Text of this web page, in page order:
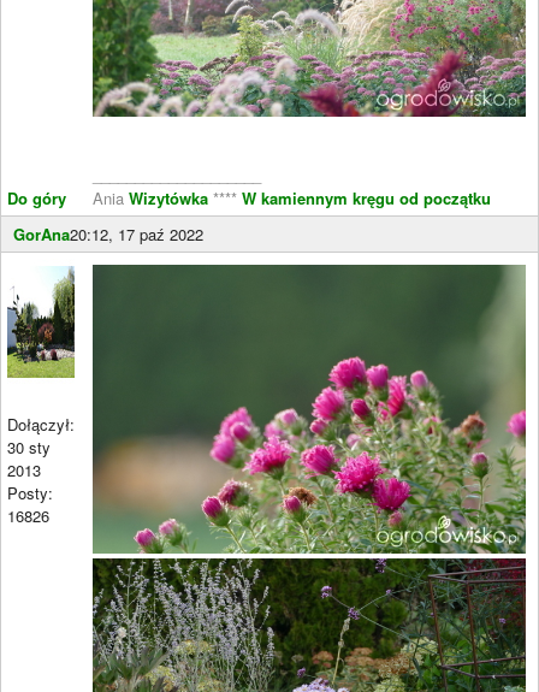
Do góry
Ania Wizytówka **** W kamiennym kręgu od początku
GorAna20:12, 17 paź 2022
Dołączył:
30 sty
2013
Posty:
16826